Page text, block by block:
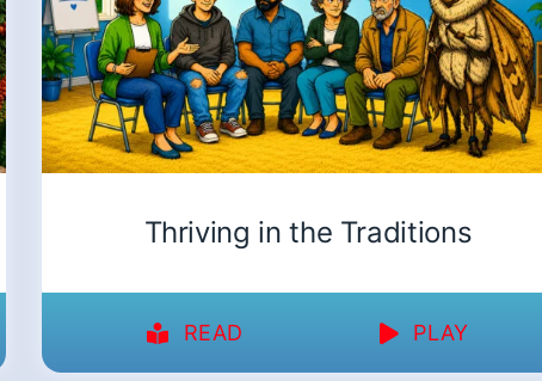
Thriving in the Traditions
READ PLAY